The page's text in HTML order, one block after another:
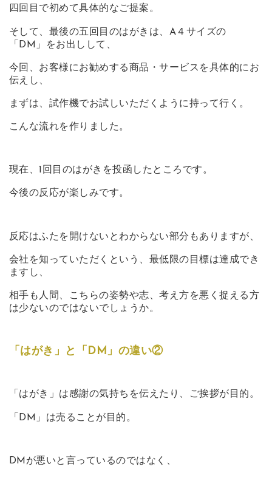
四回目で初めて具体的なご提案。
そして、最後の五回目のはがきは、A４サイズの
「DM」をお出しして、
今回、お客様にお勧めする商品・サービスを具体的にお
伝えし、
まずは、試作機でお試しいただくように持って行く。
こんな流れを作りました。
現在、1回目のはがきを投函したところです。
今後の反応が楽しみです。
反応はふたを開けないとわからない部分もありますが、
会社を知っていただくという、最低限の目標は達成でき
ますし、
相手も人間、こちらの姿勢や志、考え方を悪く捉える方
は少ないのではないでしょうか。
「はがき」と「DM」の違い②
「はがき」は感謝の気持ちを伝えたり、ご挨拶が目的。
「DM」は売ることが目的。
DMが悪いと言っているのではなく、